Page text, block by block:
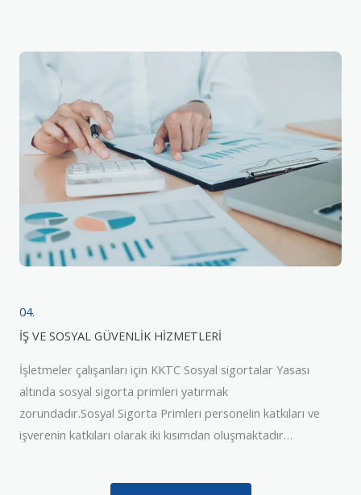
04.
İŞ VE SOSYAL GÜVENLİK HİZMETLERİ
İşletmeler çalışanları için KKTC Sosyal sigortalar Yasası
altında sosyal sigorta primleri yatırmak
zorundadır.Sosyal Sigorta Primleri personelin katkıları ve
işverenin katkıları olarak iki kısımdan oluşmaktadır…